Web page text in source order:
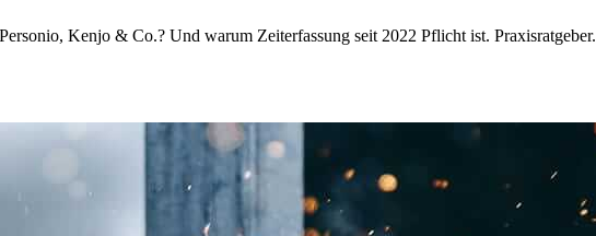
Kenjo & Co.? Und warum Zeiterfassung seit 2022 Pflicht ist. Praxisratgeber.